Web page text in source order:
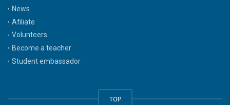
News
Afiliate
Volunteers
Become a teacher
Student embassador
TOP